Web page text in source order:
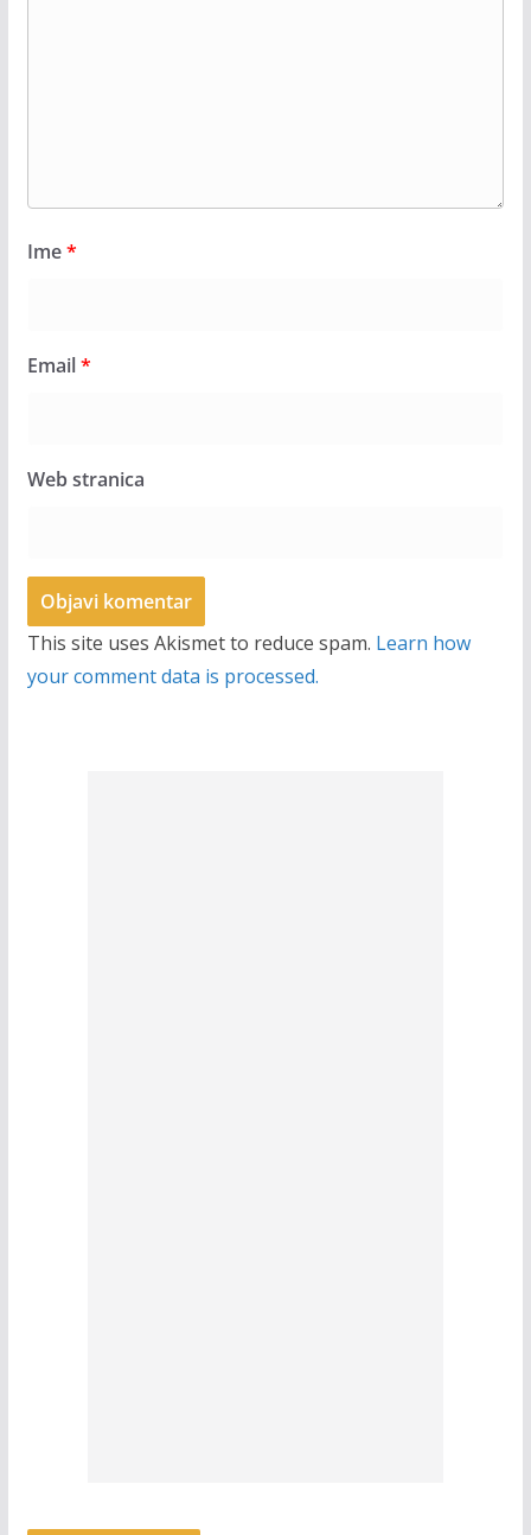
Ime*
Email*
Web stranica
This site uses Akismet to reduce spam. Learn how
your comment data is processed.